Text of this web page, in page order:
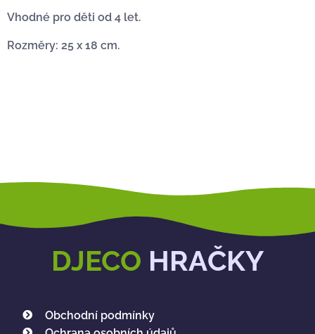
Vhodné pro děti od 4 let.
Rozměry: 25 x 18 cm.
DJECO HRAČKY
Obchodní podmínky